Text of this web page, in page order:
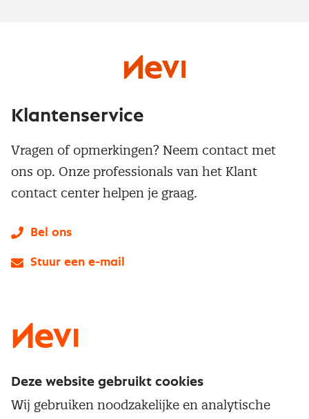
Klantenservice
Vragen of opmerkingen? Neem contact met
ons op. Onze professionals van het Klant
contact center helpen je graag.
Bel ons
Stuur een e-mail
Deze website gebruikt cookies
Wij gebruiken noodzakelijke en analytische